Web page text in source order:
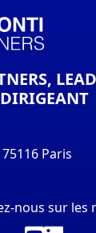
Paris
nous sur les